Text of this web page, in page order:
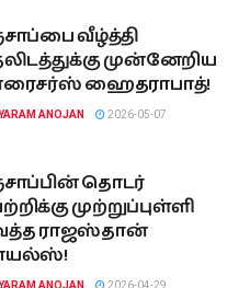
வீழ்த்தி
முன்னேறிய
ஹைதராபாத்!
ANOJAN 2026-05-07
தொடர்
முற்றுப்புள்ளி
ராஜஸ்தான்
ANOJAN 2026-04-29